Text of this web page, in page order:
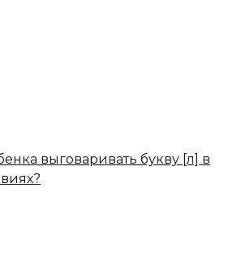
выговаривать букву [л] в